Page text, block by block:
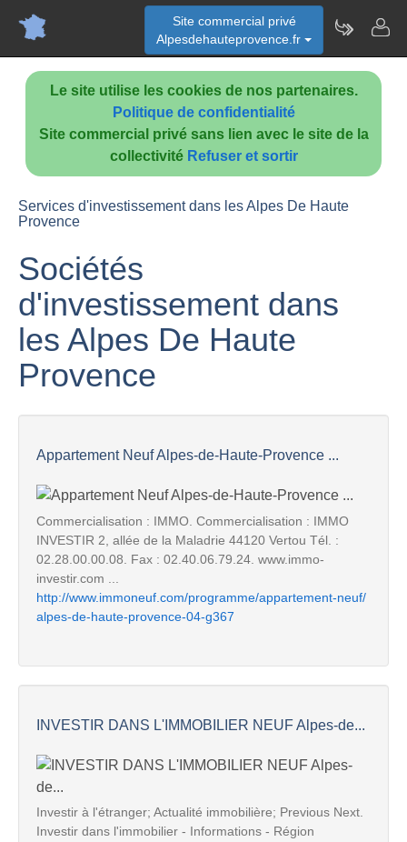
Le site utilise les cookies de nos partenaires.
Politique de confidentialité
Site commercial privé sans lien avec le site de la
collectivité Refuser et sortir
Site commercial privé
Alpesdehauteprovence.fr
Services d'investissement dans les Alpes De Haute
Provence
Sociétés
d'investissement dans
les Alpes De Haute
Provence
Appartement Neuf Alpes-de-Haute-Provence ...
Commercialisation : IMMO. Commercialisation : IMMO
INVESTIR 2, allée de la Maladrie 44120 Vertou Tél. :
02.28.00.00.08. Fax : 02.40.06.79.24. www.immo-
investir.com ...
http://www.immoneuf.com/programme/appartement-neuf/
alpes-de-haute-provence-04-g367
INVESTIR DANS L'IMMOBILIER NEUF Alpes-de...
Investir à l'étranger; Actualité immobilière; Previous Next.
Investir dans l'immobilier - Informations - Région